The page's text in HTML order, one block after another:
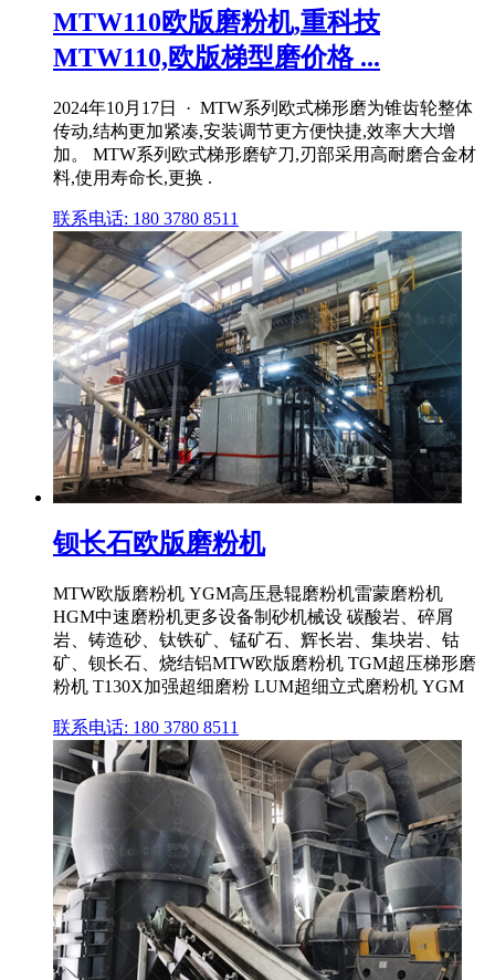
MTW110欧版磨粉机,重科技
MTW110,欧版梯型磨价格 ...
2024年10月17日 · MTW系列欧式梯形磨为锥齿轮整体
传动,结构更加紧凑,安装调节更方便快捷,效率大大增
加。 MTW系列欧式梯形磨铲刀,刃部采用高耐磨合金材
料,使用寿命长,更换 .
联系电话: 180 3780 8511
钡长石欧版磨粉机
MTW欧版磨粉机 YGM高压悬辊磨粉机雷蒙磨粉机
HGM中速磨粉机更多设备制砂机械设 碳酸岩、碎屑
岩、铸造砂、钛铁矿、锰矿石、辉长岩、集块岩、钴
矿、钡长石、烧结铝MTW欧版磨粉机 TGM超压梯形磨
粉机 T130X加强超细磨粉 LUM超细立式磨粉机 YGM
联系电话: 180 3780 8511